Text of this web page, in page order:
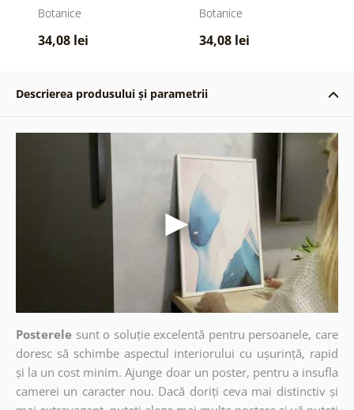
Botanice
34,08 lei
Botanice
34,08 lei
Descrierea produsului și parametrii
Posterele sunt o soluție excelentă pentru persoanele, care
doresc să schimbe aspectul interiorului cu ușurință, rapid
și la un cost minim. Ajunge doar un poster, pentru a insufla
camerei un caracter nou. Dacă doriți ceva mai distinctiv și